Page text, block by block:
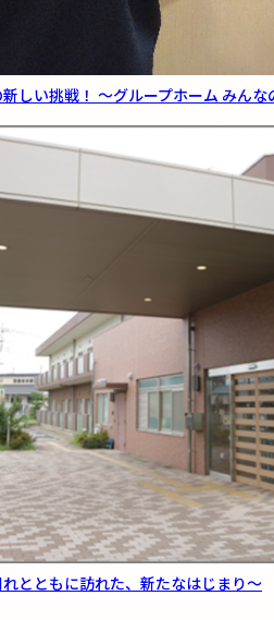
しい挑戦！ ～グループホーム みん
とともに訪れた、新たなはじまり～